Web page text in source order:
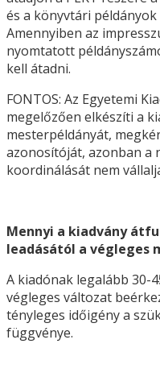
és a könyvtári
Amennyiben az
nyomtatott
kell átadni.
FONTOS: Az Egyetemi
megelőzően elkészíti a
mesterpéldányát,
azonosítóját, azonban a
koordinálását nem
Mennyi a kiadvány
leadásától a végleges
A kiadónak legalább 30-
végleges változat
tényleges időigény a
függvénye.